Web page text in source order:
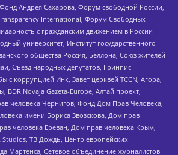
Андрея Сахарова, Форум свободной России,
International, Форум Свободных
с гражданским движением в России –
университет, Институт государственного
общества Россия, Беллона, Союз жителей
Съезд народных депутатов, Гринпис
коррупцией Инк, Завет церквей TCCN, Агора,
Novaja Gazeta-Europe, Алтай проект,
человека Чернигов, Фонд Дом Прав Человека,
имени Бориса Звозскова, Дом прав
человека Ереван, Дом прав человека Крым,
Studios, ТВ Дождь, Центр европейских
Мартенса, Сетевое объединение журналистов